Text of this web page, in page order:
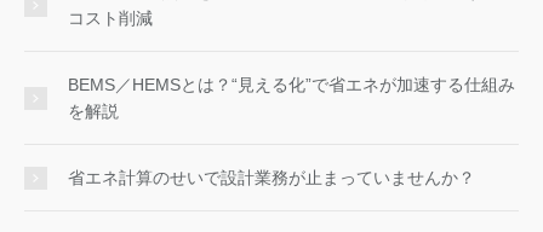
コスト削減
BEMS／HEMSとは？“見える化”で省エネが加速する仕組み
を解説
省エネ計算のせいで設計業務が止まっていませんか？